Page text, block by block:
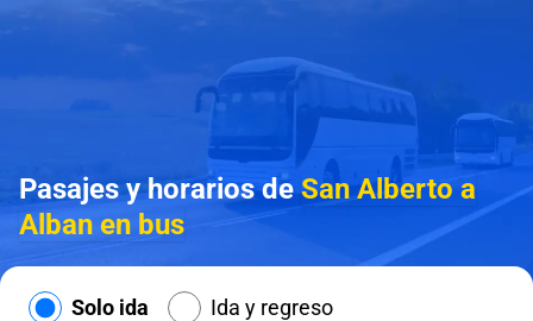
Pasajes y horarios deSan Alberto a
Alban en bus
Solo ida Ida y regreso